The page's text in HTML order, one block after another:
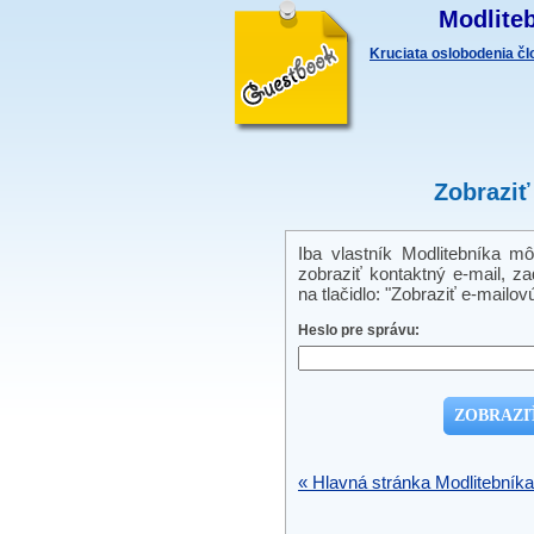
Kruciata oslobodenia
Iba vlastník Modlitebníka
zobraziť kontaktný e-mail,
na tlačidlo: "Zobraziť e-
Heslo pre správu:
« Hlavná stránka Modlitebníka